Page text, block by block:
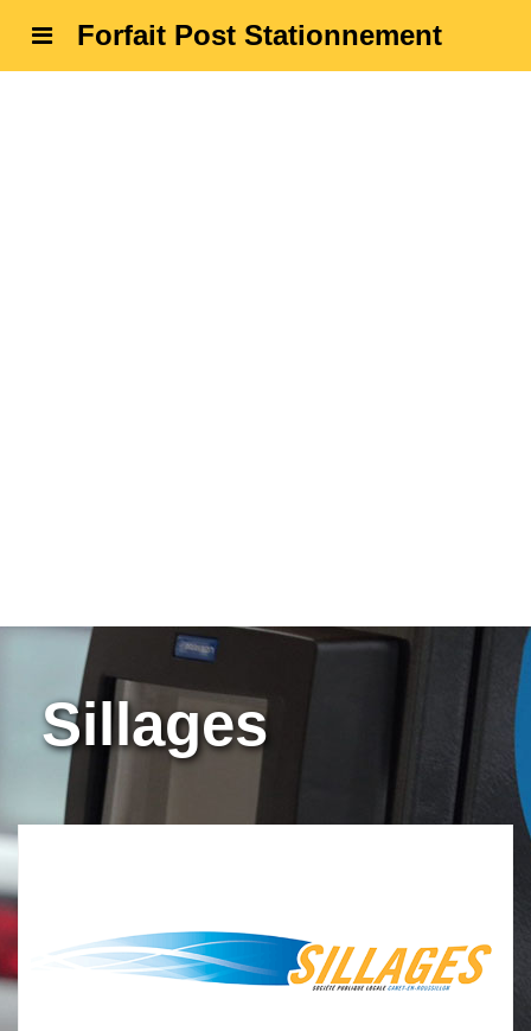
Forfait Post Stationnement
Sillages